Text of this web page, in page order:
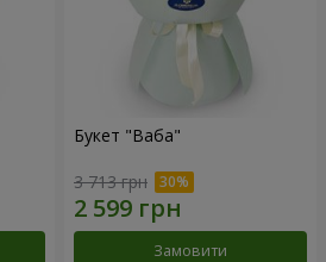
Букет "Ваба"
3 713 грн
Замовити